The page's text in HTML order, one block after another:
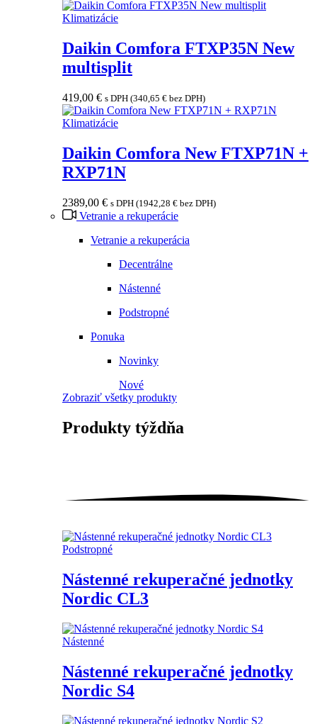
Klimatizácie
Daikin Comfora FTXP35N New
multisplit
419,00 € s DPH (340,65 € bez DPH)
Klimatizácie
Daikin Comfora New FTXP71N +
RXP71N
2389,00 € s DPH (1942,28 € bez DPH)
Vetranie a rekuperácie
Vetranie a rekuperácia
Decentrálne
Nástenné
Podstropné
Ponuka
Novinky
Nové
Zobraziť všetky produkty
Produkty týždňa
Podstropné
Nástenné rekuperačné jednotky
Nordic CL3
Nástenné
Nástenné rekuperačné jednotky
Nordic S4